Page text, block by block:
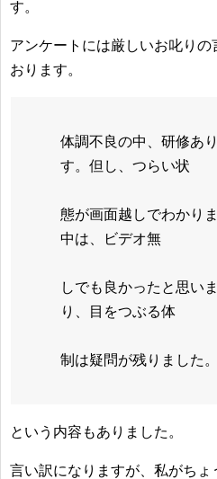
す。
アンケートには厳しいお叱り
おります。
体調不良の中、研修あ
す。但し、つらい状
態が画面越しでわかり
中は、ビデオ無
しでも良かったと思い
り、目をつぶる体
制は疑問が残りました。
という内容もありました。
言い訳になりますが、私がち